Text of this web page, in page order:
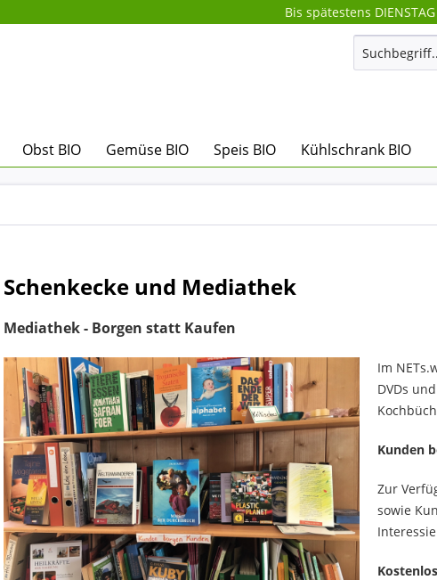
Bis spätestens
Obst BIO Gemüse BIO Speis BIO Kühlschrank BIO
Schenkecke und Mediathek
Mediathek - Borgen statt Kaufen
Im
DVDs und
Kunden
Zur
sowie